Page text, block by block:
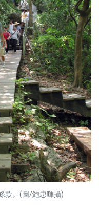
款。(圖/鮑忠暉攝)